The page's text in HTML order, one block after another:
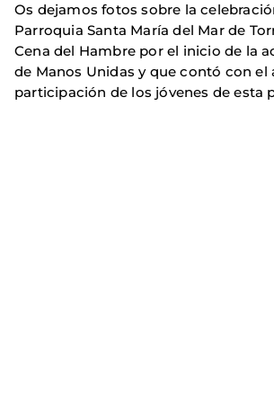
Os dejamos fotos sobre la
Parroquia Santa María del Mar de
Cena del Hambre por el inicio de la
de Manos Unidas y que contó con el
participación de los jóvenes de esta